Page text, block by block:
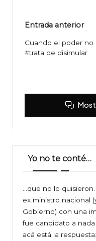
de
entradas
Entrada anterior
Cuando el poder no
#trata de disimular
Yo no te conté…
…que no lo
ex ministro nacional
Gobierno) con una
fue candidato a
acá está la